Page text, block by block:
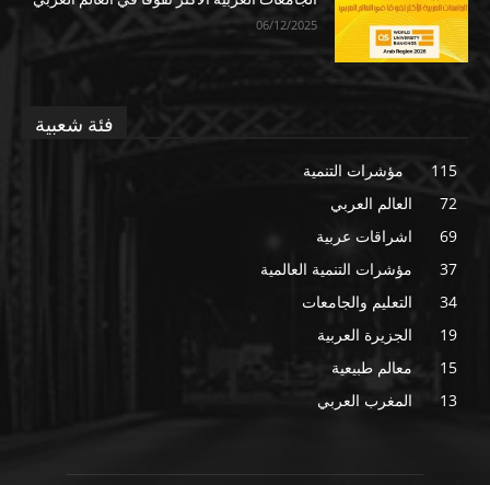
06/12/2025
فئة شعبية
مؤشرات التنمية
115
العالم العربي
72
اشراقات عربية
69
مؤشرات التنمية العالمية
37
التعليم والجامعات
34
الجزيرة العربية
19
معالم طبيعية
15
المغرب العربي
13